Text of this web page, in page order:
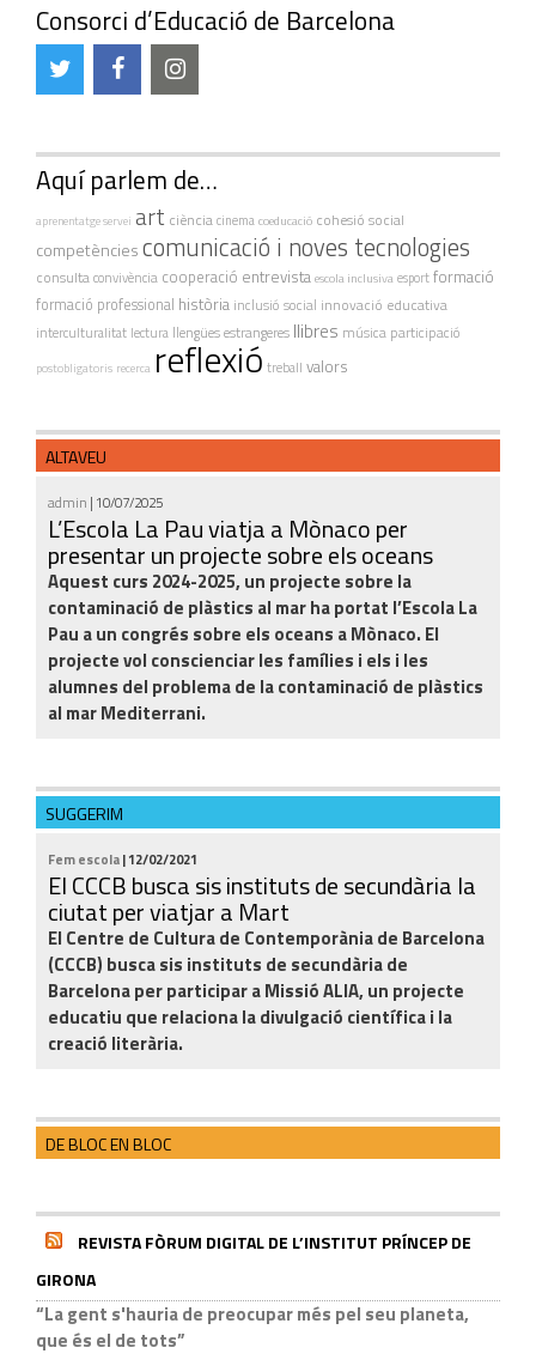
Consorci d’Educació de Barcelona
Aquí parlem de…
aprenentatge servei art ciènciacinemacoeducació cohesió social
competènciescomunicació i noves tecnologies
consultaconvivència cooperació entrevistaescola inclusivaesportformació
formació professional història inclusió social innovació educativa
interculturalitat lectura llengües estrangeres llibres música participació
postobligatoris recerca reflexiótreball valors
ALTAVEU
admin | 10/07/2025
L’Escola La Pau viatja a Mònaco per
presentar un projecte sobre els oceans
Aquest curs 2024-2025, un projecte sobre la
contaminació de plàstics al mar ha portat l’Escola La
Pau a un congrés sobre els oceans a Mònaco. El
projecte vol conscienciar les famílies i els i les
alumnes del problema de la contaminació de plàstics
al mar Mediterrani.
SUGGERIM
Fem escola| 12/02/2021
El CCCB busca sis instituts de secundària la
ciutat per viatjar a Mart
El Centre de Cultura de Contemporània de Barcelona
(CCCB) busca sis instituts de secundària de
Barcelona per participar a Missió ALIA, un projecte
educatiu que relaciona la divulgació científica i la
creació literària.
DE BLOC EN BLOC
REVISTA FÒRUM DIGITAL DE L’INSTITUT PRÍNCEP DE
GIRONA
“La gent s'hauria de preocupar més pel seu planeta,
que és el de tots”